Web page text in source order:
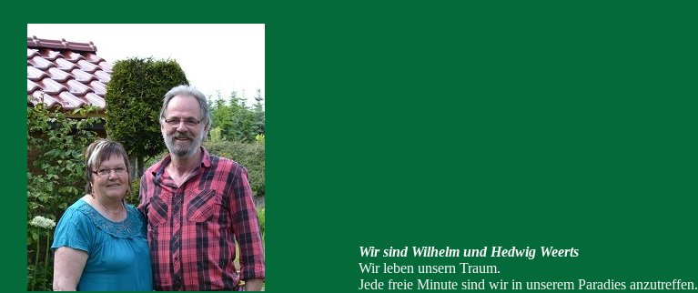
Wir sind Wilhelm und Hedwig Weerts
Wir leben unsern Traum.
Jede freie Minute sind wir in unserem Paradies anzutreffen.